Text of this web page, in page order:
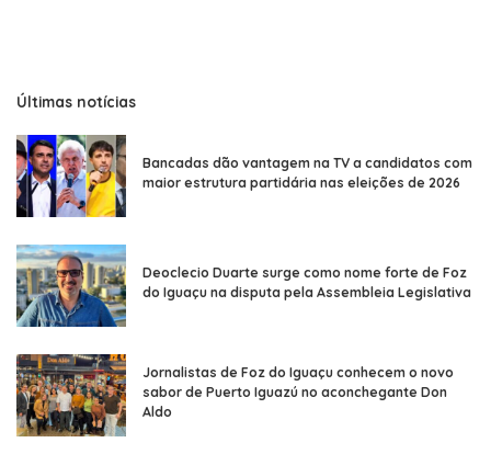
Últimas notícias
Bancadas dão vantagem na TV a candidatos com
maior estrutura partidária nas eleições de 2026
Deoclecio Duarte surge como nome forte de Foz
do Iguaçu na disputa pela Assembleia Legislativa
Jornalistas de Foz do Iguaçu conhecem o novo
sabor de Puerto Iguazú no aconchegante Don
Aldo